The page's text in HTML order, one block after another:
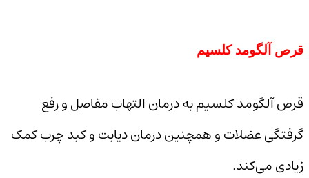
قرص آلگومد کلسیم
قرص آلگومد کلسیم به درمان التهاب مفاصل و رفع
گرفتگی عضلات و همچنین درمان دیابت و کبد چرب کمک
زیادی می‌کند.